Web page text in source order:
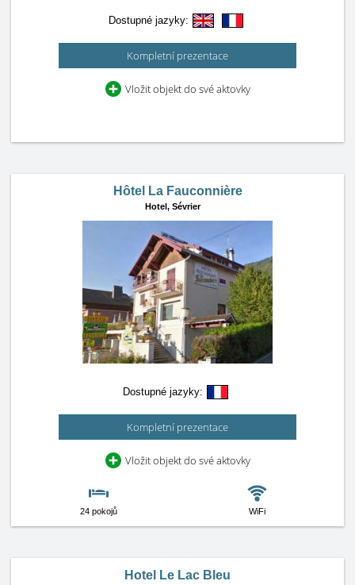
Dostupné jazyky:
Kompletní prezentace
Vložit objekt do své aktovky
Hôtel La Fauconnière
Hotel, Sévrier
Dostupné jazyky:
Kompletní prezentace
Vložit objekt do své aktovky
24 pokojů WiFi
Hotel Le Lac Bleu